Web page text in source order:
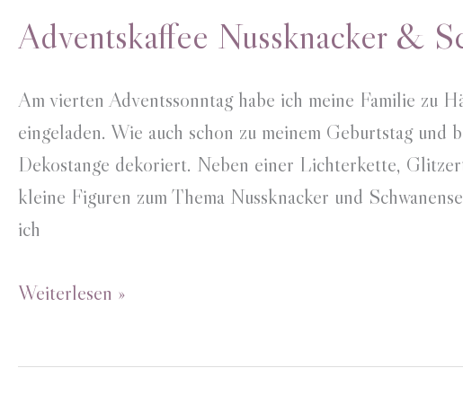
Adventskaffee Nussknacker &
Am vierten Adventssonntag habe ich meine Familie zu
eingeladen. Wie auch schon zu meinem Geburtstag
Dekostange dekoriert. Neben einer Lichterkette,
kleine Figuren zum Thema Nussknacker und
ich
Adventskaffee
Weiterlesen »